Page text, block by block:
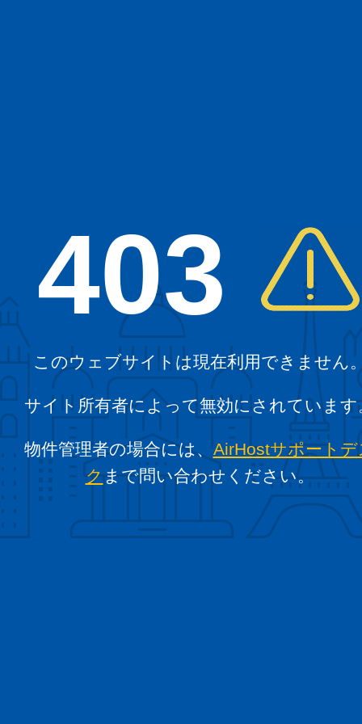
403
このウェブサイトは現在利用できません
サイト所有者によって無効にされています
物件管理者の場合には、AirHostサポートデ
クまで問い合わせください。